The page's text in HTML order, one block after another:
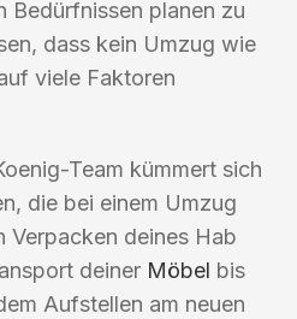
Bedürfnissen planen zu
dass kein Umzug wie
viele Faktoren
Team kümmert sich
die bei einem Umzug
Verpacken deines Hab
deiner Möbel bis
Aufstellen am neuen